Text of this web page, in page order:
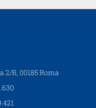
2/B, 00185 Roma